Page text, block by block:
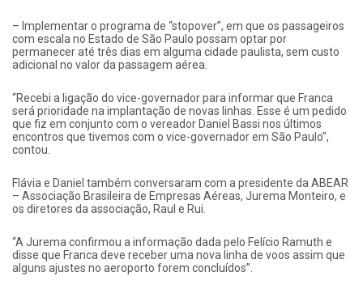
– Implementar o programa de “stopover”, em que os passageiros
com escala no Estado de São Paulo possam optar por
permanecer até três dias em alguma cidade paulista, sem custo
adicional no valor da passagem aérea.
“Recebi a ligação do vice-governador para informar que Franca
será prioridade na implantação de novas linhas. Esse é um pedido
que fiz em conjunto com o vereador Daniel Bassi nos últimos
encontros que tivemos com o vice-governador em São Paulo”,
contou.
Flávia e Daniel também conversaram com a presidente da ABEAR
– Associação Brasileira de Empresas Aéreas, Jurema Monteiro, e
os diretores da associação, Raul e Rui.
“A Jurema confirmou a informação dada pelo Felício Ramuth e
disse que Franca deve receber uma nova linha de voos assim que
alguns ajustes no aeroporto forem concluídos”.